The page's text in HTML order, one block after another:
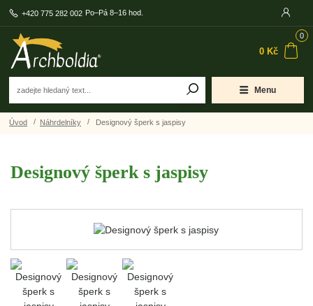
Menu
+420 775 282 002 Po–Pá 8–16 hod.
0
0 Kč
Úvod Náhrdelníky Designový šperk s jaspisy
Designový šperk s jaspisy